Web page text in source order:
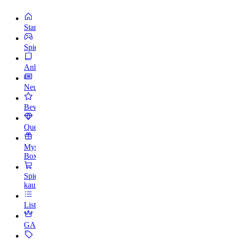
Startseite
Spiele
Anleitungen
Neuigkeiten
Bewertungen
Quests
Mystery
Box
Spiele
kaufen
Listen
GAMES+